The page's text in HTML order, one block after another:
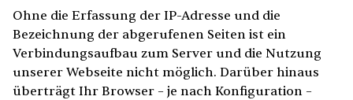
Ohne die Erfassung der IP-Adresse und die
Bezeichnung der abgerufenen Seiten ist ein
Verbindungsaufbau zum Server und die Nutzung
unserer Webseite nicht möglich. Darüber hinaus
überträgt Ihr Browser – je nach Konfiguration –